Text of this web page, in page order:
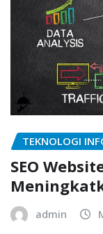
TEKNOLOGI
SEO
admin